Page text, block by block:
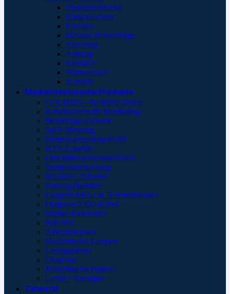
Einsatzrucksäcke
Einsatztaschen
Pouches
Massive Hemorrhage
Atemweg
Atmung
Kreislauf
Wärmeerhalt
Zubehör
Medizintechnische Produkte
GOLMED – the better choice
Kabelsysteme für Monitoring
Beatmungs-Zubehör
SpO²-Messung
Blutdruckmessung NIBP
HZV-Zubehör
Druckinfusionsmanschetten
Temperaturmessung
BIS-EEG-Zubehör
Einweg-Produkte
Langzeit-EKG- & Telemetriekabel
Diagnose-EKG-Kabel
Einmal-Elektroden
Batterien
Akkumulatoren
Medizinische Lampen
Laryngoskope
Otoskope
Medizinische Papiere
Geräte / Sonstiges
Zahnarzt